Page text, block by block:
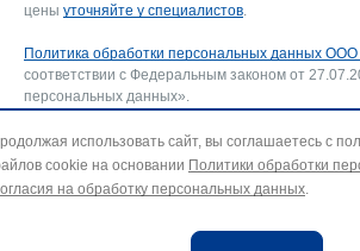
цены уточняйте у специалистов
Политика обработки персональных данных
соответствии с Федеральным законом от
персональных данных».
соглашение на обработку персональных
файлов cookie. В случае несогласия — покиньте
Для отзыва согласия на обработку
использовать сайт, вы соглашаетесь с
cookie на основании Политики обработки
на обработку персональных данных.